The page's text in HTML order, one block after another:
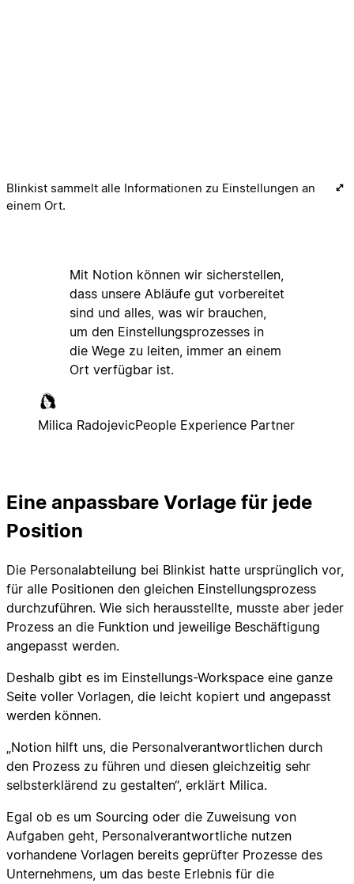
Blinkist sammelt alle Informationen zu Einstellungen an
einem Ort.
Mit Notion können wir sicherstellen,
dass unsere Abläufe gut vorbereitet
sind und alles, was wir brauchen,
um den Einstellungsprozesses in
die Wege zu leiten, immer an einem
Ort verfügbar ist.
Milica RadojevicPeople Experience Partner
Eine anpassbare Vorlage für jede
Position
Die Personalabteilung bei Blinkist hatte ursprünglich vor,
für alle Positionen den gleichen Einstellungsprozess
durchzuführen. Wie sich herausstellte, musste aber jeder
Prozess an die Funktion und jeweilige Beschäftigung
angepasst werden.
Deshalb gibt es im Einstellungs-Workspace eine ganze
Seite voller Vorlagen, die leicht kopiert und angepasst
werden können.
„Notion hilft uns, die Personalverantwortlichen durch
den Prozess zu führen und diesen gleichzeitig sehr
selbsterklärend zu gestalten“, erklärt Milica.
Egal ob es um Sourcing oder die Zuweisung von
Aufgaben geht, Personalverantwortliche nutzen
vorhandene Vorlagen bereits geprüfter Prozesse des
Unternehmens, um das beste Erlebnis für die